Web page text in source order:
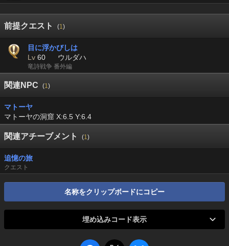
前提クエスト (1)
目に浮かびしは
Lv 60 ウルダハ
竜詩戦争 番外編
関連NPC (1)
マトーヤ
マトーヤの洞窟 X:6.5 Y:6.4
関連アチーブメント (1)
追憶の旅
クエスト
名称をクリップボードにコピー
埋め込みコード表示